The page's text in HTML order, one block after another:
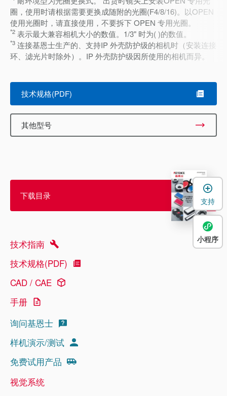
圈，使用时请根据需要更换成随附的光圈(F4/8/16)。以OPEN
使用光圈时，请直接使用，不要拆下 OPEN 专用光圈。
*2 表示最大兼容相机大小的数值。1/3" 时为( )的数值。
*3 连接基恩士生产的、支持IP 外壳防护级的相机时（安装连接
环、滤光片时除外）。IP 外壳防护级因所使用的相机而异。
技术规格(PDF)
其他型号
下载目录
技术指南
技术规格(PDF)
CAD / CAE
手册
询问基恩士
样机演示/测试
免费试用产品
视觉系统
支持
小程序